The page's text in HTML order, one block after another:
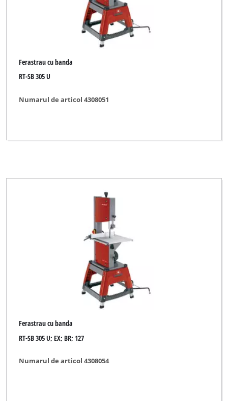
Ferastrau cu banda
RT-SB 305 U
Numarul de articol 4308051
Ferastrau cu banda
RT-SB 305 U; EX; BR; 127
Numarul de articol 4308054